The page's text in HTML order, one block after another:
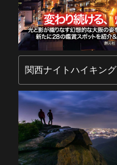
関西ナイトハイキング